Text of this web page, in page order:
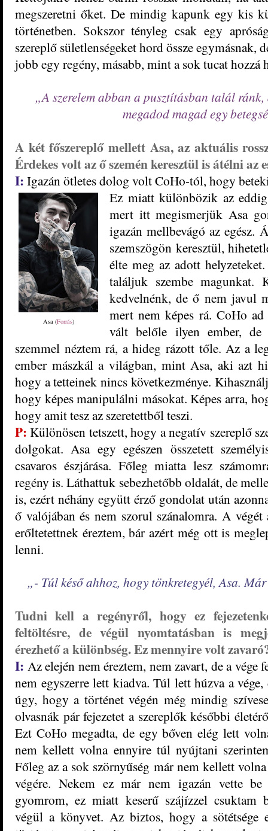
megszeretni őket. De mindig kapunk egy kis
történetben. Sokszor tényleg csak egy
szereplő sületlenségeket hord össze egymásnak,
jobb egy regény, másabb, mint a sok tucat hozzá
„A szerelem abban a pusztításban talál
megadod magad egy
A két főszereplő mellett Asa, az aktuális
Érdekes volt az ő szemén keresztül is átélni az
I: Igazán ötletes dolog volt CoHo-tól, hogy
Ez miatt
Asa (Forrás)
különbözik az
mert itt megismerjük Asa
igazán mellbevágó az egész.
szemszögön keresztül,
élte meg az adott
találjuk szembe magunkat.
kedvelnénk, de ő nem javul
mert nem képes rá. CoHo
vált belőle ilyen ember,
szemmel néztem rá, a hideg rázott tőle. Az a
ember mászkál a világban, mint Asa, aki azt
hogy a tetteinek nincs következménye.
hogy képes manipulálni másokat. Képes arra,
hogy amit tesz az szeretettből teszi.
P: Különösen tetszett, hogy a negatív szereplő
dolgokat. Asa egy egészen összetett
csavaros észjárása. Főleg miatta lesz
regény is. Láthattuk sebezhetőbb oldalát, de
is, ezért néhány együtt érző gondolat után
ő valójában és nem szorul szánalomra. A
erőltetettnek éreztem, bár azért még ott is
lenni.
„- Túl késő ahhoz, hogy tönkretegyél, Asa.
Tudni kell a regényről, hogy ez
feltöltésre, de végül nyomtatásban is
érezhető a különbség. Ez mennyire volt
I: Az elején nem éreztem, nem zavart, de a
nem egyszerre lett kiadva. Túl lett húzva a
úgy, hogy a történet végén még mindig
olvasnák pár fejezetet a szereplők későbbi
Ezt CoHo megadta, de egy bőven elég lett
nem kellett volna ennyire túl nyújtani
Főleg az a sok szörnyűség már nem kellett
végére. Nekem ez már nem igazán vette be
gyomrom, ez miatt keserű szájízzel csuktam
végül a könyvet. Az biztos, hogy a sötétsége